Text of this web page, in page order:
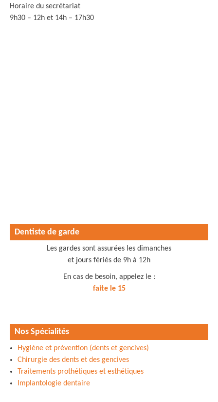
Horaire du secrétariat
9h30 – 12h et 14h – 17h30
Dentiste de garde
Les gardes sont assurées les dimanches
et jours fériés de 9h à 12h
En cas de besoin, appelez le :
faite le 15
Nos Spécialités
Hygiène et prévention (dents et gencives)
Chirurgie des dents et des gencives
Traitements prothétiques et esthétiques
Implantologie dentaire